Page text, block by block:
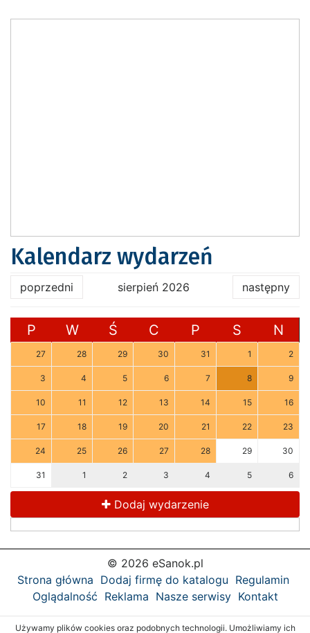
Kalendarz wydarzeń
poprzedni sierpień 2026 następny
P W Ś C P S N
27 28 29 30 31 1 2
3 4 5 6 7 8 9
10 11 12 13 14 15 16
17 18 19 20 21 22 23
24 25 26 27 28 29 30
31 1 2 3 4 5 6
Dodaj wydarzenie
© 2026 eSanok.pl
Strona główna Dodaj firmę do katalogu Regulamin
Oglądalność Reklama Nasze serwisy Kontakt
Używamy plików cookies oraz podobnych technologii. Umożliwiamy ich